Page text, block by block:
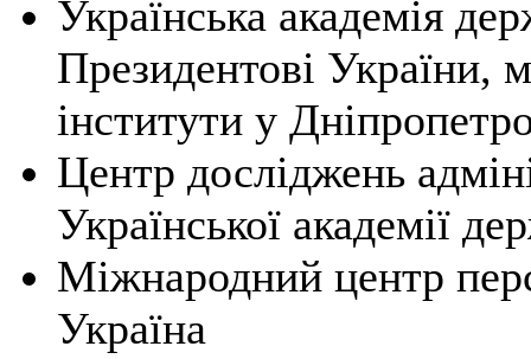
Українська академія
Президентові України,
інститути у
Центр досліджень
Української академії
Міжнародний центр
Україна